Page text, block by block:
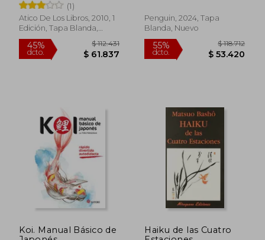
45%
dcto. $ 78.055
45%
dcto.
(1)
Atico De Los Libros, 2010, 1
Edición, Tapa Blanda,
Nuevo
Penguin, 2024, Tapa
Blanda, Nuevo
Koi. Manual Básico de
Haiku de las Cuatro